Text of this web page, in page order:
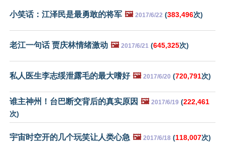
小笑话：江泽民是最勇敢的将军 🖼️ 2017/6/22 (383,496次)
老江一句话 贾庆林情绪激动 🖼️ 2017/6/21 (645,325次)
私人医生李志绥泄露毛的最大嗜好 🖼️ 2017/6/20 (720,791次)
谁主神州！台巴断交背后的真实原因 🖼️ 2017/6/19 (222,461
次)
宇宙时空开的几个玩笑让人类心急 🖼️ 2017/6/18 (118,007次)